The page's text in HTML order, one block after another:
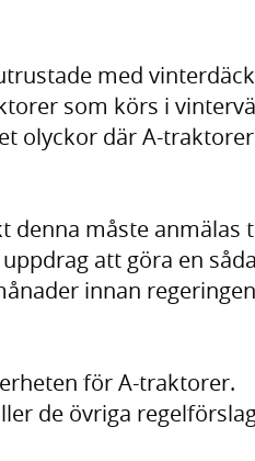
med
som körs i
olyckor där A-
måste anmälas
att göra en
innan
för A-traktorer.
de övriga